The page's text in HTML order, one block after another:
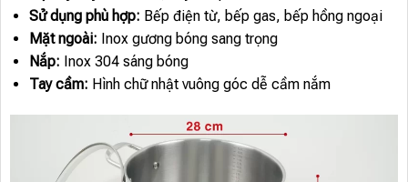
Sử dụng phù hợp: Bếp điện từ, bếp gas, bếp hồng ngoại
Mặt ngoài: Inox gương bóng sang trọng
Nắp: Inox 304 sáng bóng
Tay cầm: Hình chữ nhật vuông góc dễ cầm nắm